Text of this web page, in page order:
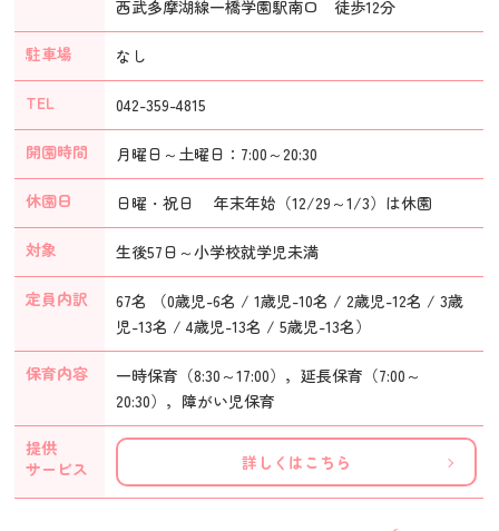
西武多摩湖線一橋学園駅南口 徒歩12分
駐車場 なし
TEL 042-359-4815
開園時間 月曜日～土曜日：7:00～20:30
休園日 日曜・祝日 年末年始（12/29～1/3）は休園
対象 生後57日～小学校就学児未満
定員内訳
67名 （0歳児-6名 / 1歳児-10名 / 2歳児-12名 / 3歳
児-13名 / 4歳児-13名 / 5歳児-13名）
保育内容
一時保育（8:30～17:00），延長保育（7:00～
20:30），障がい児保育
提供
サービス
詳しくはこちら